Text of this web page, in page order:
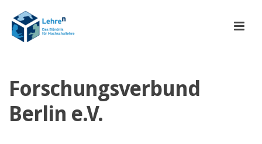
Forschungsverbund
Berlin e.V.